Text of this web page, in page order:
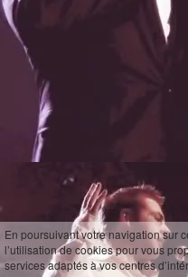
En poursuivant votre navigation sur
l’utilisation de cookies pour vous
services adaptés à vos centres